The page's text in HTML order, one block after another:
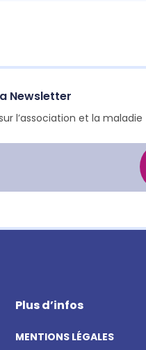
Newsletter
l’association et la maladie
Plus d’infos
MENTIONS LÉGALES